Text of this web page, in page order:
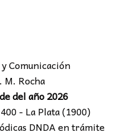
Comunicación
Rocha
del año 2026
- La Plata (1900)
DNDA en trámite